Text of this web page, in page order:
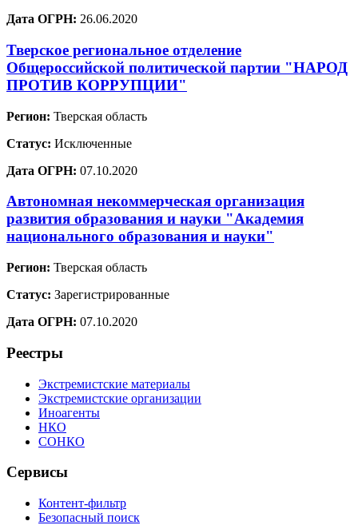
Дата ОГРН: 26.06.2020
Тверское региональное отделение
Общероссийской политической партии "НАРОД
ПРОТИВ КОРРУПЦИИ"
Регион: Тверская область
Статус: Исключенные
Дата ОГРН: 07.10.2020
Автономная некоммерческая организация
развития образования и науки "Академия
национального образования и науки"
Регион: Тверская область
Статус: Зарегистрированные
Дата ОГРН: 07.10.2020
Реестры
Экстремистские материалы
Экстремистские организации
Иноагенты
НКО
СОНКО
Сервисы
Контент-фильтр
Безопасный поиск